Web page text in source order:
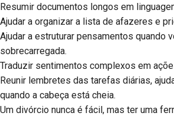
Resumir documentos longos em
Ajudar a organizar a lista de afazeres e
Ajudar a estruturar pensamentos quando
sobrecarregada.
Traduzir sentimentos complexos em
Reunir lembretes das tarefas diárias,
quando a cabeça está cheia.
Um divórcio nunca é fácil, mas ter uma